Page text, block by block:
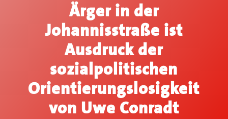
Ärger in der
Johannisstraße ist
Ausdruck der
sozialpolitischen
Orientierungslosigkeit
von Uwe Conradt